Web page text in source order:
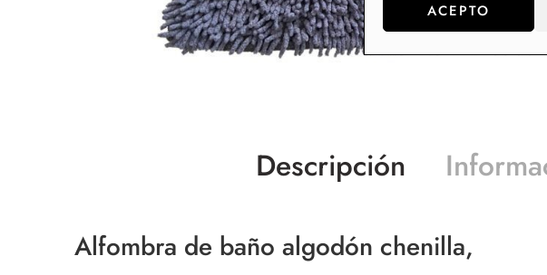
ACEPTO
Descripción
Alfombra de baño algodón chenilla,